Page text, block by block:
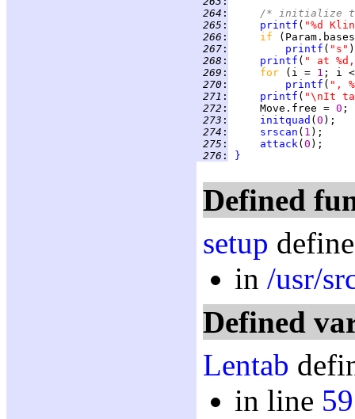
264 :
/* initialize
265 : printf ( "%d
266 : if
267 : printf ( "s"
268 : printf ( " at
269 : for (i = 1
270 : printf ( ",
271 : printf ( "\nIt
272 :
     Move.free =
0
273 : initquad ( 0
274 : srscan ( 1
275 : attack ( 0
276 : }
Defined
setup
in /usr/
Defined
Lentab
in line 59